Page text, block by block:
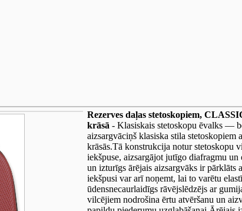
Rezerves daļas stetoskopiem,
krāsā - Klasiskais stetoskopu ēvalks —
aizsargvāciņš klasiska stila stetoskopiem
krāsās.Tā konstrukcija notur stetoskopu
iekšpuse, aizsargājot jutīgo diafragmu
un izturīgs ārējais aizsargvāks ir
iekšpusi var arī noņemt, lai to varētu
ūdensnecaurlaidīgs rāvējslēdzējs ar
vilcējiem nodrošina ērtu atvēršanu un